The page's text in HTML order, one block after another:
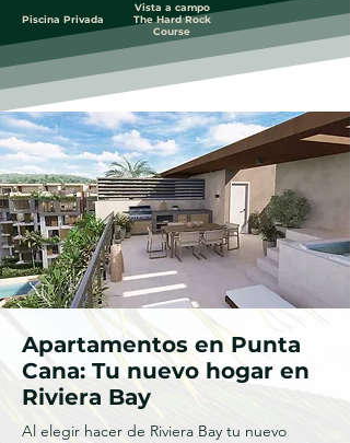
Piscina Privada
Vista a campo
The Hard Rock
Course
Apartamentos en Punta
Cana: Tu nuevo hogar en
Riviera Bay
Al elegir hacer de Riviera Bay tu nuevo